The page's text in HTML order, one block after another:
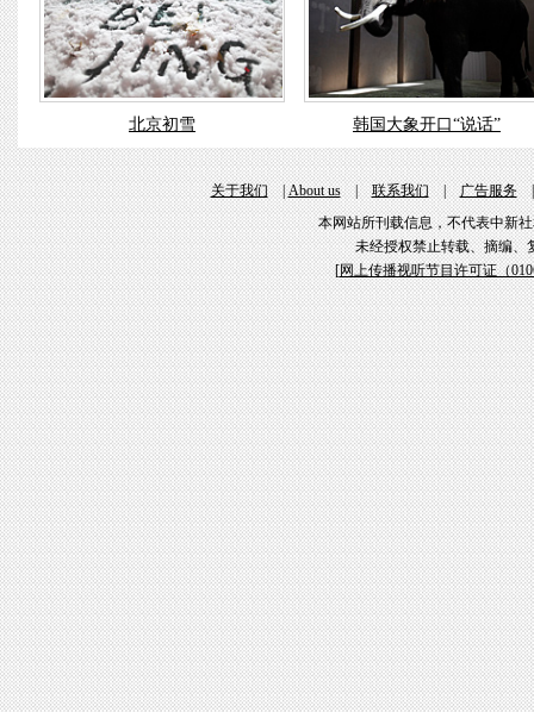
北京初雪 韩国大象开口“说话”
关于我们|About us|联系我们|广告服务
本网站所刊载信息，不代表中新
未经授权禁止转载、摘编、
[网上传播视听节目许可证（